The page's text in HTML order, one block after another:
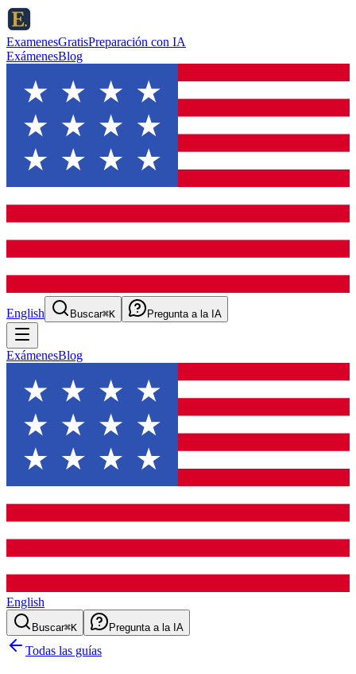
ExamenesGratisPreparación con IA
ExámenesBlog
English Buscar⌘K Pregunta a la IA
ExámenesBlog
English
Buscar⌘K Pregunta a la IA
Todas las guías